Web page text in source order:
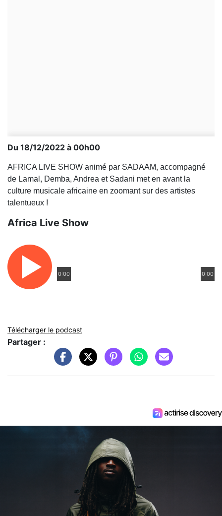
Du 18/12/2022 à 00h00
AFRICA LIVE SHOW animé par SADAAM, accompagné
de Lamal, Demba, Andrea et Sadani met en avant la
culture musicale africaine en zoomant sur des artistes
talentueux !
Africa Live Show
0:00 0:00
Télécharger le podcast
Partager :